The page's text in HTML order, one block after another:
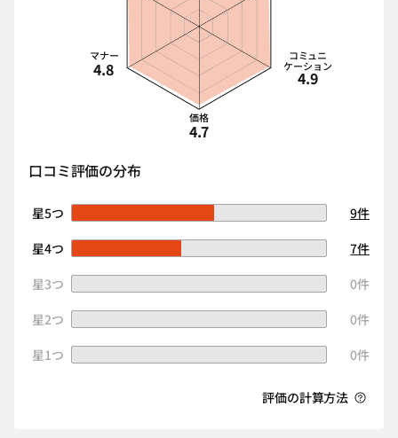
コミュニ
ケーション
4.9
価格
4.7
マナー
4.8
口コミ評価の分布
星5つ
9件
星4つ
7件
星3つ
0件
星2つ
0件
星1つ
0件
評価の計算方法